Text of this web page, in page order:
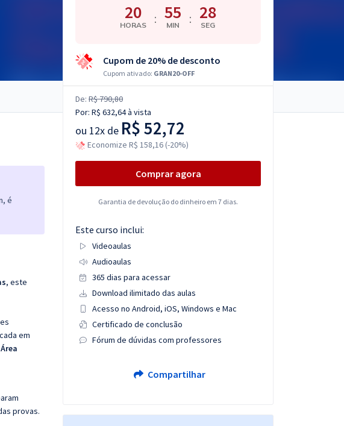
é
, este
em
provas.
20
HORAS : 55
MIN : 27
SEG
Cupom de 20% de desconto
Cupom ativado: GRAN20-OFF
De: R$ 790,80
Por: R$ 632,64à vista
ou 12x de R$ 52,72
Economize R$ 158,16 (-20%)
Comprar agora
Garantia de devolução do dinheiro em 7 dias.
Este curso inclui:
Videoaulas
Audioaulas
365 dias para acessar
Download ilimitado das aulas
Acesso no Android, iOS, Windows e Mac
Certificado de conclusão
Fórum de dúvidas com professores
Compartilhar